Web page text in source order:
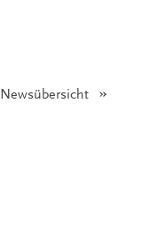
Newsübersicht